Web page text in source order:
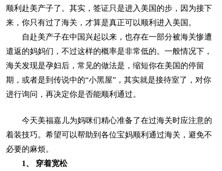
顺利赴美产子了。其实，签证只是进入美国的步，因为接下
来，你只有过了海关，才算是真正可以顺利进入美国。
自赴美产子在中国兴起以来，也存在一部分被海关惨遭
遣返的妈妈们，不过这样的概率是非常低的。一般情况下，
海关发现是孕妇后，常见的做法是，缩短你在美国的停留
期，或者是到传说中的“小黑屋”，其实就是接待室了，对你
进行询问，再决定你是否能顺利通过。
今天美福嘉儿为妈咪们精心准备了在过海关时应注意的
着装技巧。希望可以帮助到各位宝妈顺利通过海关，避免不
必要的麻烦。
1、 穿着宽松